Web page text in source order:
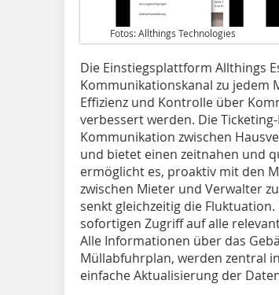
Fotos: Allthings Technologies
Die Einstiegsplattform Allthings
Kommunikationskanal zu jedem
Effizienz und Kontrolle über
verbessert werden. Die
Kommunikation zwischen
und bietet einen zeitnahen und
ermöglicht es, proaktiv mit den
zwischen Mieter und Verwalter
senkt gleichzeitig die
sofortigen Zugriff auf alle
Alle Informationen über das
Müllabfuhrplan, werden zentral
einfache Aktualisierung der